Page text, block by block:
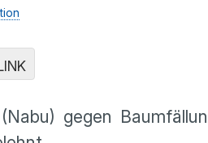
gegen